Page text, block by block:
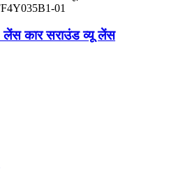
कार सराउंड व्यू लेंस